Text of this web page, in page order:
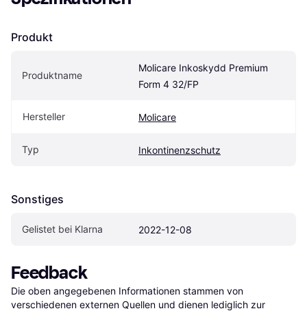
Produkt
Produktname
Molicare Inkoskydd Premium
Form 4 32/FP
Hersteller Molicare
Typ Inkontinenzschutz
Sonstiges
Gelistet bei Klarna 2022-12-08
Feedback
Die oben angegebenen Informationen stammen von
verschiedenen externen Quellen und dienen lediglich zur